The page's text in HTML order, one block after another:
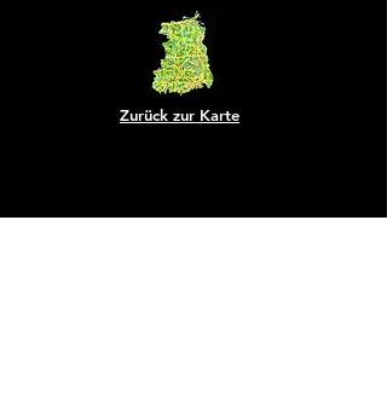
Zurück zur Karte